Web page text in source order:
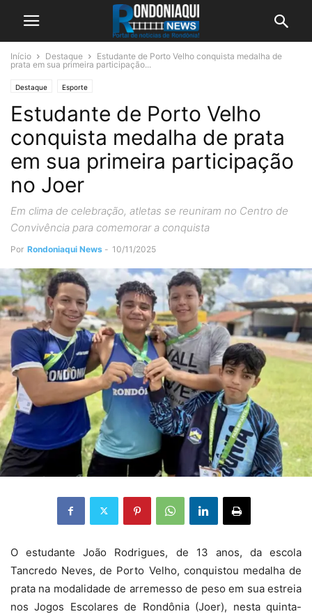
Início Destaque
Estudante de Porto Velho conquista medalha de
prata em sua primeira participação...
Destaque Esporte
Estudante de Porto Velho
conquista medalha de prata
em sua primeira participação
no Joer
Em clima de celebração, atletas se reuniram no Centro de
Convivência para comemorar a conquista
Por Rondoniaqui News - 10/11/2025
O estudante João Rodrigues, de 13 anos, da escola
Tancredo Neves, de Porto Velho, conquistou medalha de
prata na modalidade de arremesso de peso em sua estreia
nos Jogos Escolares de Rondônia (Joer), nesta quinta-